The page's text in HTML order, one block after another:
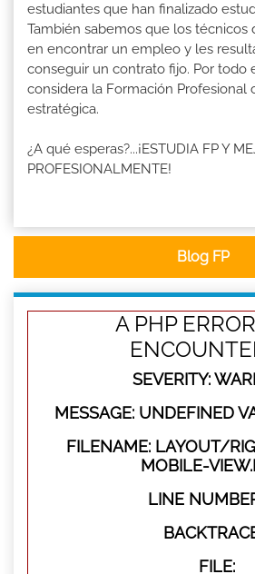
estudiantes que han finalizado
También sabemos que los técnicos
en encontrar un empleo y les
conseguir un contrato fijo. Por todo
considera la Formación Profesional
estratégica.
¿A qué esperas?...¡ESTUDIA FP Y
PROFESIONALMENTE!
Blog FP
A PHP
SEVERITY:
MESSAGE: UNDEFINED
FILENAME: LAYOUT/
MOBILE-
LINE
FILE: